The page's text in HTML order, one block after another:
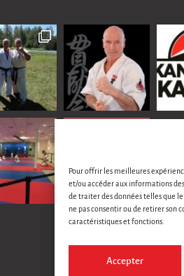
Pour offrir les meilleures
et/ou accéder aux informations
de traiter des données telles que
ne pas consentir ou de retirer son
caractéristiques et fonctions.
Accepter
Suivre sur